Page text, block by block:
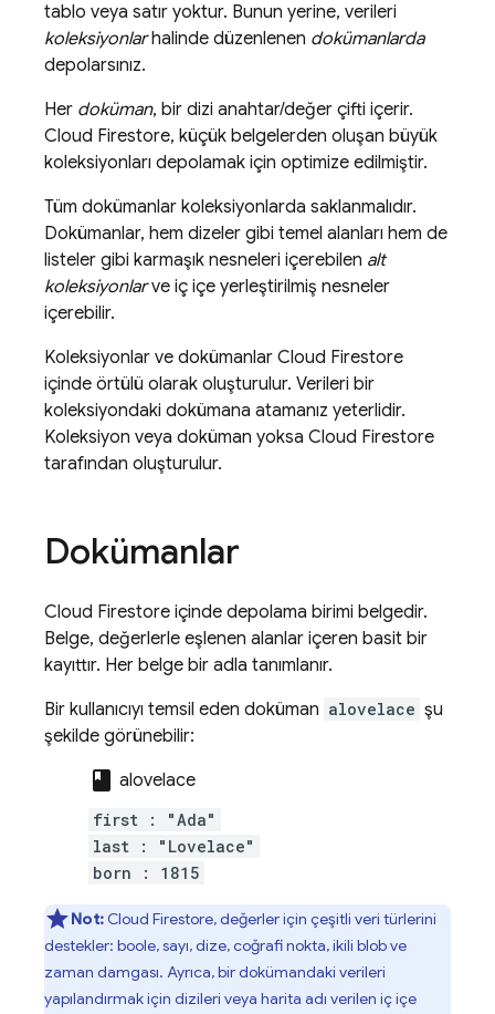
tablo veya satır yoktur. Bunun yerine, verileri
koleksiyonlarhalinde düzenlenen dokümanlarda
depolarsınız.
Her doküman, bir dizi anahtar/değer çifti içerir.
Cloud Firestore, küçük belgelerden oluşan büyük
koleksiyonları depolamak için optimize edilmiştir.
Tüm dokümanlar koleksiyonlarda saklanmalıdır.
Dokümanlar, hem dizeler gibi temel alanları hem de
listeler gibi karmaşık nesneleri içerebilen alt
koleksiyonlarve iç içe yerleştirilmiş nesneler
içerebilir.
Koleksiyonlar ve dokümanlar Cloud Firestore
içinde örtülü olarak oluşturulur. Verileri bir
koleksiyondaki dokümana atamanız yeterlidir.
Koleksiyon veya doküman yoksa Cloud Firestore
tarafından oluşturulur.
Dokümanlar
Cloud Firestore içinde depolama birimi belgedir.
Belge, değerlerle eşlenen alanlar içeren basit bir
kayıttır. Her belge bir adla tanımlanır.
Bir kullanıcıyı temsil eden doküman alovelace şu
şekilde görünebilir:
class alovelace
first : "Ada"
last : "Lovelace"
born : 1815
Not: Cloud Firestore, değerler için çeşitli veri türlerini
destekler: boole, sayı, dize, coğrafi nokta, ikili blob ve
zaman damgası. Ayrıca, bir dokümandaki verileri
yapılandırmak için dizileri veya harita adı verilen iç içe